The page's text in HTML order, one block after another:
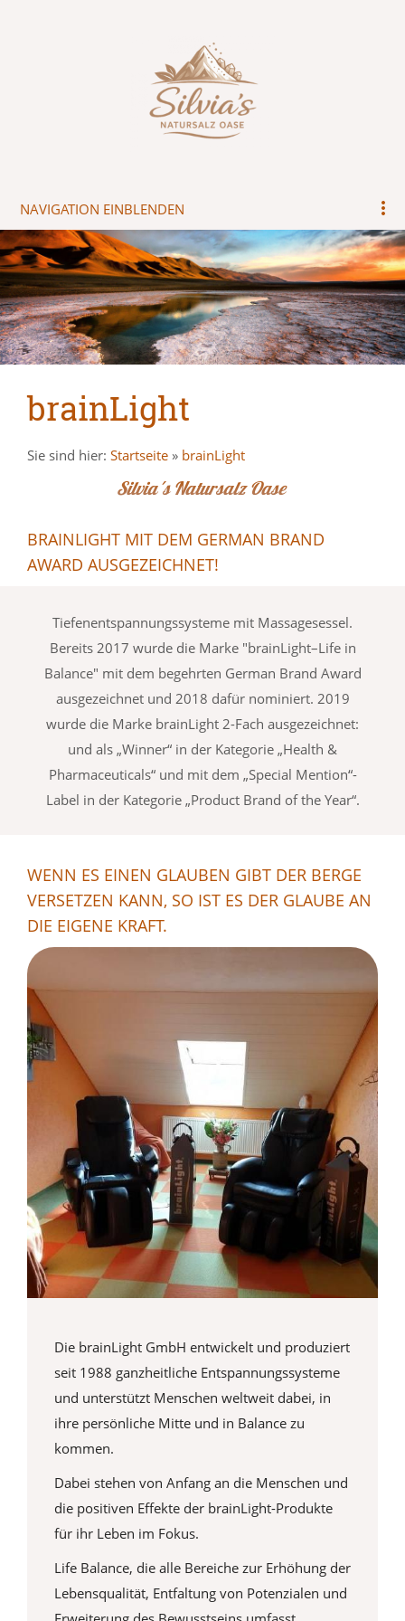
NAVIGATION EINBLENDEN
brainLight
Sie sind hier: Startseite » brainLight
Silvia´s Natursalz Oase
BRAINLIGHT MIT DEM GERMAN BRAND
AWARD AUSGEZEICHNET!
Tiefenentspannungssysteme mit Massagesessel.
Bereits 2017 wurde die Marke "brainLight–Life in
Balance" mit dem begehrten German Brand Award
ausgezeichnet und 2018 dafür nominiert. 2019
wurde die Marke brainLight 2-Fach ausgezeichnet:
und als „Winner“ in der Kategorie „Health &
Pharmaceuticals“ und mit dem „Special Mention“-
Label in der Kategorie „Product Brand of the Year“.
WENN ES EINEN GLAUBEN GIBT DER BERGE
VERSETZEN KANN, SO IST ES DER GLAUBE AN
DIE EIGENE KRAFT.
Die brainLight GmbH entwickelt und produziert
seit 1988 ganzheitliche Entspannungssysteme
und unterstützt Menschen weltweit dabei, in
ihre persönliche Mitte und in Balance zu
kommen.
Dabei stehen von Anfang an die Menschen und
die positiven Effekte der brainLight-Produkte
für ihr Leben im Fokus.
Life Balance, die alle Bereiche zur Erhöhung der
Lebensqualität, Entfaltung von Potenzialen und